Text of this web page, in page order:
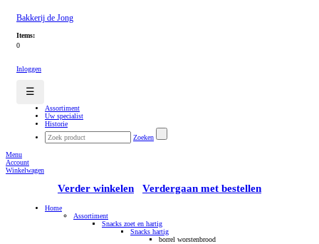
Bakkerij de Jong
Items:
0
Inloggen
☰
Assortiment
Uw specialist
Historie
Zoeken
Menu
Account
Winkelwagen
Verder winkelen Verdergaan met bestellen
Home
Assortiment
Snacks zoet en hartig
Snacks hartig
borrel worstenbrood